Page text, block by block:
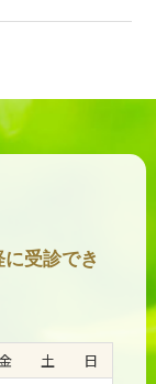
受診でき
土
日